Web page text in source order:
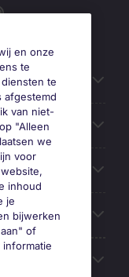
en onze
te
te
afgestemd
van niet-
"Alleen
we
voor
inhoud
je
bijwerken
of